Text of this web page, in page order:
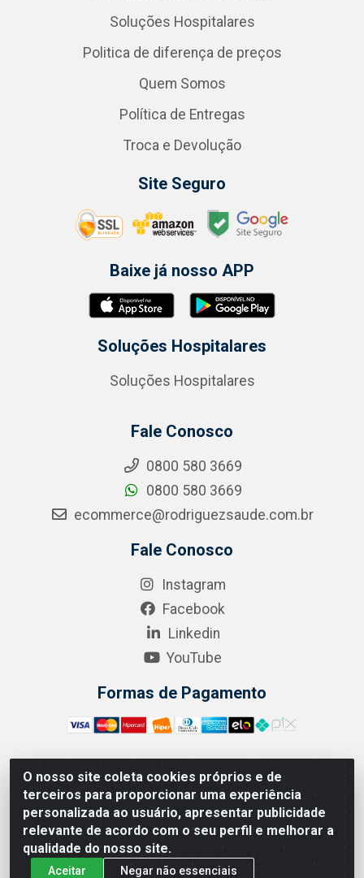
O nosso site coleta cookies próprios e de
terceiros para proporcionar uma experiência
personalizada ao usuário, apresentar publicidade
relevante de acordo com o seu perfil e melhorar a
qualidade do nosso site.
Aceitar Negar não essenciais
Soluções Hospitalares
Politica de diferença de preços
Quem Somos
Política de Entregas
Troca e Devolução
Site Seguro
Baixe já nosso APP
Soluções Hospitalares
Soluções Hospitalares
Fale Conosco
0800 580 3669
0800 580 3669
ecommerce@rodriguezsaude.com.br
Fale Conosco
Instagram
Facebook
Linkedin
YouTube
Formas de Pagamento
A.R. RODRIGUEZ SOLUÇÕES EM SAÚDE - Endereço Av.
Joaquim Nabuco, 2235 - Centro, Manaus - AM, CEP
69020-031 - CNPJ 04.562.591/0001-41